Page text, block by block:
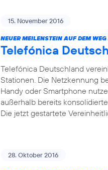
15. November 2016
NEUER MEILENSTEIN AUF DEM
Telefónica
Telefónica Deutschland
Stationen. Die Netzkennung
Handy oder Smartphone
außerhalb bereits
Die jetzt gestartete
28. Oktober 2016